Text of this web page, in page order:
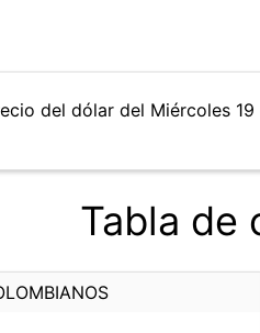
del dólar del Miércoles
Tabla de